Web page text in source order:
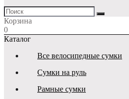
Корзина
0
Каталог
Все велосипедные сумки
Сумки на руль
Рамные сумки